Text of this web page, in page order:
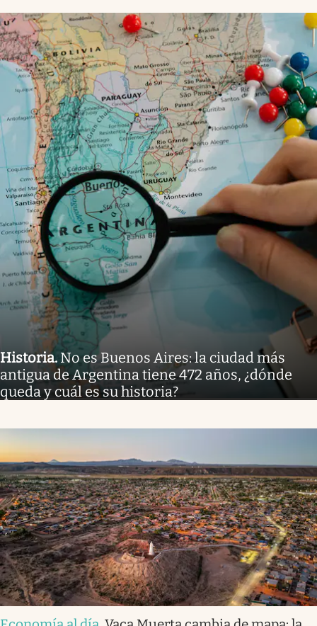
Historia. No es Buenos Aires: la ciudad más
antigua de Argentina tiene 472 años, ¿dónde
queda y cuál es su historia?